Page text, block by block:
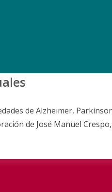
de Alzheimer,
de José Manuel